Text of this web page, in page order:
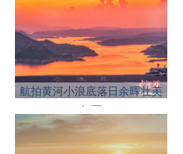
航拍黄河小浪底落日余晖壮美